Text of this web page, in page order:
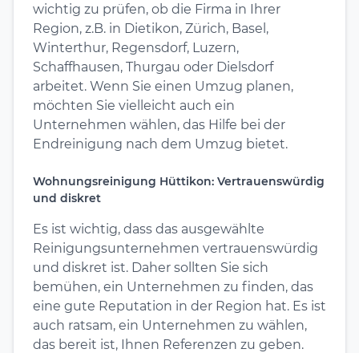
wichtig zu prüfen, ob die Firma in Ihrer
Region, z.B. in Dietikon, Zürich, Basel,
Winterthur, Regensdorf, Luzern,
Schaffhausen, Thurgau oder Dielsdorf
arbeitet. Wenn Sie einen Umzug planen,
möchten Sie vielleicht auch ein
Unternehmen wählen, das Hilfe bei der
Endreinigung nach dem Umzug bietet.
Wohnungsreinigung Hüttikon: Vertrauenswürdig
und diskret
Es ist wichtig, dass das ausgewählte
Reinigungsunternehmen vertrauenswürdig
und diskret ist. Daher sollten Sie sich
bemühen, ein Unternehmen zu finden, das
eine gute Reputation in der Region hat. Es ist
auch ratsam, ein Unternehmen zu wählen,
das bereit ist, Ihnen Referenzen zu geben.